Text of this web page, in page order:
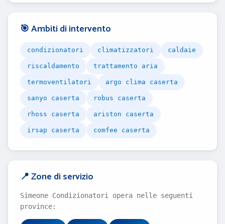
🎯 Ambiti di intervento
condizionatori climatizzatori caldaie
riscaldamento trattamento aria
termoventilatori argo clima caserta
sanyo caserta robus caserta
rhoss caserta ariston caserta
irsap caserta comfee caserta
📍 Zone di servizio
Simeone Condizionatori opera nelle seguenti
province: